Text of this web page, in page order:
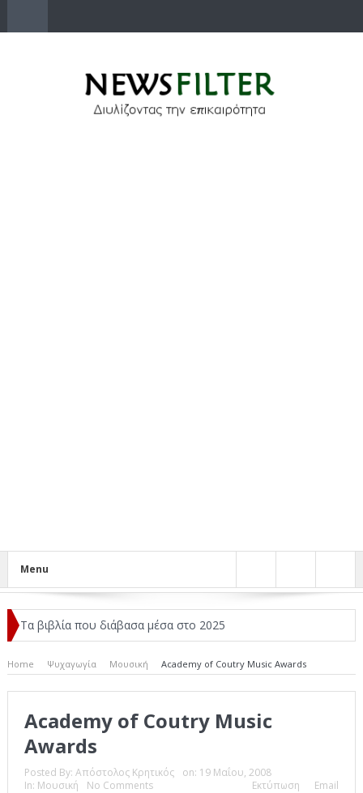
Menu
Τα βιβλία που διάβασα μέσα στο 2025
Σπιρτόκουτο: η απόλυτη αντισυμβατική καλοκαιρινή ταινία
Το Top 5 της εβδομάδας #517
Το νουάρ στον ελληνικό κινηματογράφο
Home Ψυχαγωγία Μουσική Academy of Coutry Music Awards
Academy of Coutry Music
Awards
Posted By: Απόστολος Κρητικός on: 19 Μαΐου, 2008
In: Μουσική No Comments Εκτύπωση Email